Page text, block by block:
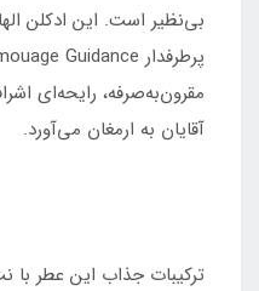
بی‌نظیر است. این ادکلن
مقرون‌به‌صرفه، رایحه‌ای
آقایان به ارمغان می‌آورد.
ترکیبات جذاب این عطر با